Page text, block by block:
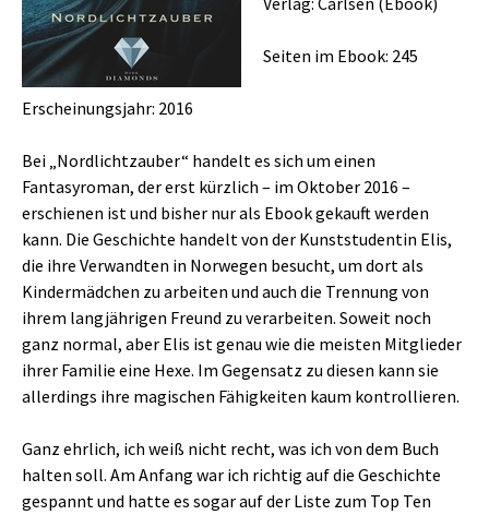
Seiten im Ebook: 245
Erscheinungsjahr: 2016
Bei „Nordlichtzauber“ handelt es sich um einen
Fantasyroman, der erst kürzlich – im Oktober 2016 –
erschienen ist und bisher nur als Ebook gekauft werden
kann. Die Geschichte handelt von der Kunststudentin Elis,
die ihre Verwandten in Norwegen besucht, um dort als
Kindermädchen zu arbeiten und auch die Trennung von
ihrem langjährigen Freund zu verarbeiten. Soweit noch
ganz normal, aber Elis ist genau wie die meisten Mitglieder
ihrer Familie eine Hexe. Im Gegensatz zu diesen kann sie
allerdings ihre magischen Fähigkeiten kaum kontrollieren.
Ganz ehrlich, ich weiß nicht recht, was ich von dem Buch
halten soll. Am Anfang war ich richtig auf die Geschichte
gespannt und hatte es sogar auf der Liste zum Top Ten